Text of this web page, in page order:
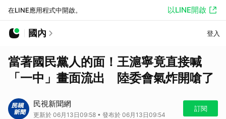
在LINE應用程式中開啟。 以LINE開啟
國內 登入
當著國民黨人的面！王滬寧竟直接喊
「一中」畫面流出 陸委會氣炸開嗆了
民視新聞網
更新於 06月13日09:58 • 發布於 06月13日09:54
訂閱